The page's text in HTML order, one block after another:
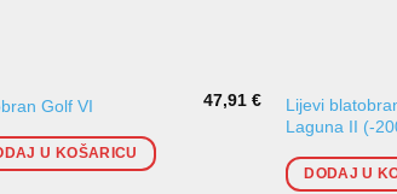
Golf VI 47,91 €
U KOŠARICU
Lijevi
Laguna II (-
DODAJ U